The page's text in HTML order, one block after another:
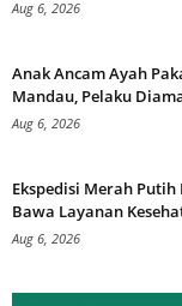
Aug 6, 2026
Anak Ancam Ayah
Mandau, Pelaku
Aug 6, 2026
Ekspedisi Merah
Bawa Layanan
Aug 6, 2026